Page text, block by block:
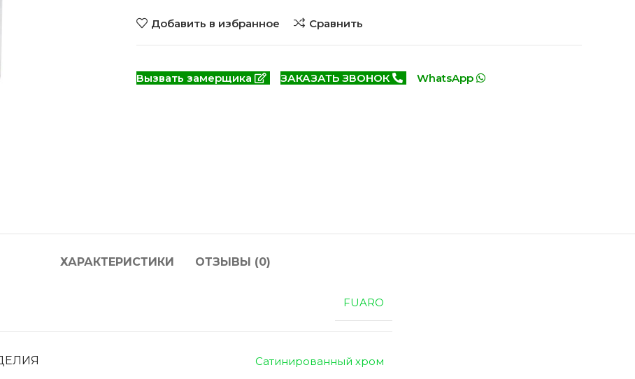
ЭКО ШПОН с
Добавить в избранное Сравнить
Вызвать замерщика ЗАКАЗАТЬ ЗВОНОК WhatsApp
ХАРАКТЕРИСТИКИ ОТЗЫВЫ (0)
FUARO
Сатинированный хром